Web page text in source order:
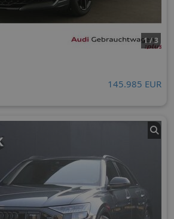
1 / 3
145.985 EUR